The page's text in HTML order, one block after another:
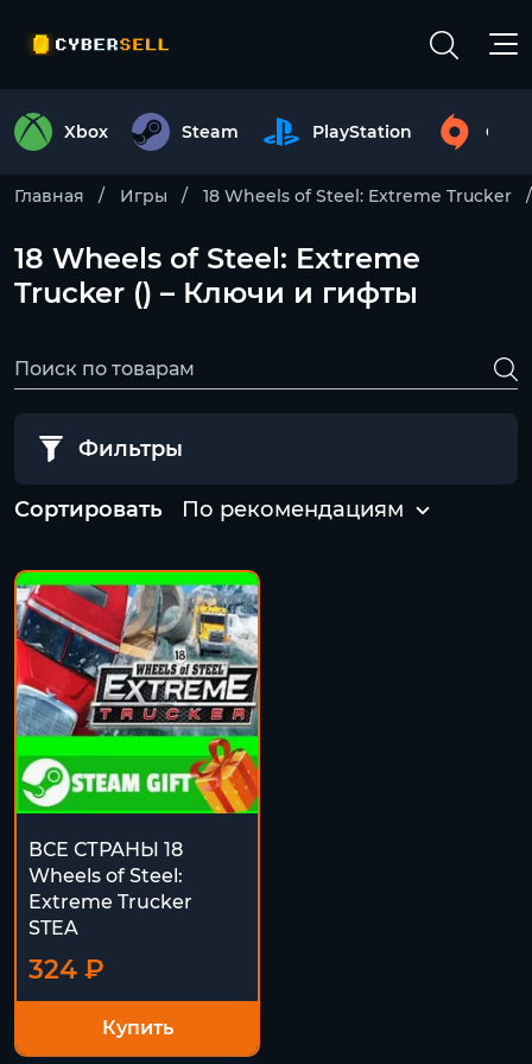
Xbox Steam PlayStation
Главная Игры 18 Wheels of Steel: Extreme Trucker
18 Wheels of Steel: Extreme
Trucker () – Ключи и гифты
Фильтры
Сортировать По рекомендациям
ВСЕ СТРАНЫ 18
Wheels of Steel:
Extreme Trucker
STEA
324 ₽
Купить